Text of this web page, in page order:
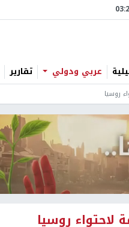
عربي ودولي تقارير
روسيا
لاحتواء روسيا